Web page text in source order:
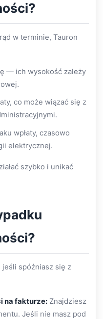
w terminie, Tauron
— ich wysokość zależy
co może wiązać się z
wpłaty, czasowo
elektrycznej.
szybko i unikać
spóźniasz się z
na fakturze: Znajdziesz
Jeśli nie masz pod